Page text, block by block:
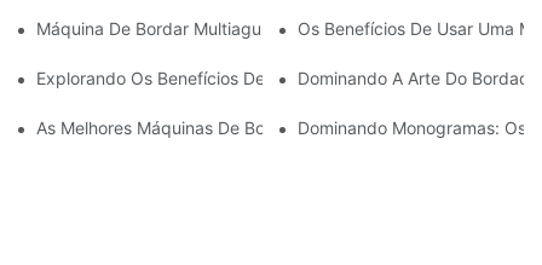
Máquina De Bordar Multiagulhas Acessível: Uma Opção
Os Benefícios De Usar Uma
Explorando Os Benefícios De Uma Máquina De Bordar Com
Dominando A Arte Do
As Melhores Máquinas De Bordar Comerciais Pequenas Para O
Dominando Monogramas: Os